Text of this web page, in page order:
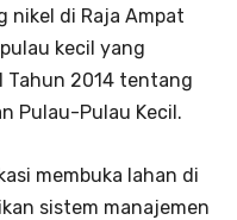
nikel di Raja Ampat
kecil yang
Tahun 2014 tentang
Pulau-Pulau Kecil.
membuka lahan di
sistem manajemen